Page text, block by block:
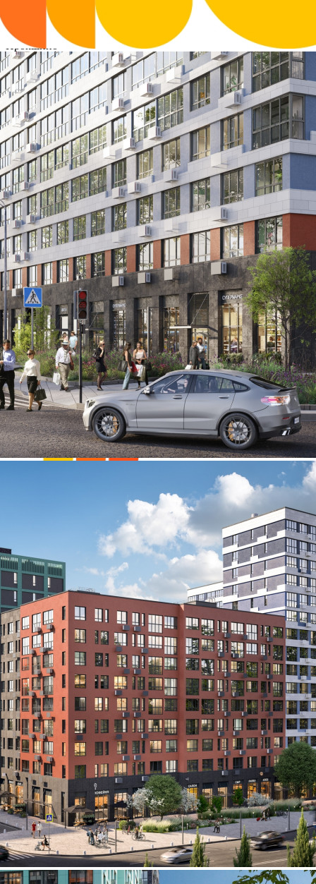
Дата размещения
06.12.2024
Город
Прокшино
Адрес
ЖК Прокшино 6 корп.2
Расположено
Этаж
1
Предлагается
Аренда
Желаемый / подходящий вид деятельности
Не указано
Назначение
Не указано
Размер площади (м2)
48.3
Цена за помещение
144 899 руб.
Цена за 1 кв. м
3 000 руб.
О помещении